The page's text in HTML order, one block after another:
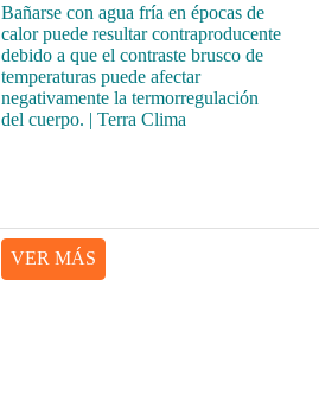
Bañarse con agua fría en épocas de
calor puede resultar contraproducente
debido a que el contraste brusco de
temperaturas puede afectar
negativamente la termorregulación
del cuerpo. | Terra Clima
VER MÁS